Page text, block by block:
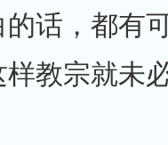
话，都有
教宗就未